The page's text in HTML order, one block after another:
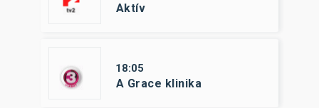
Aktív
18:05
A Grace klinika